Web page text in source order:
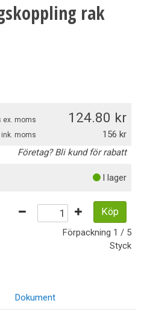
rak
ex. moms 124.80
ink. moms
156
Företag? Bli kund för rabatt
I lager
Köp
Förpackning 1 / 5
Styck
Dokument